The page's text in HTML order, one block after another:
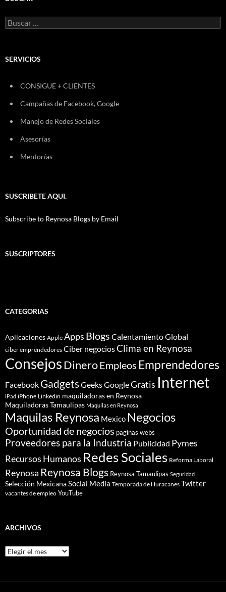
Buscar:
SERVICIOS
CONSIGUE + CLIENTES
Campañas de Facebook, Google
Manejo de Redes Sociales
Asesorías
Mentorías
SUSCRIBETE AQUI.
Subscribe to Reynosa Blogs by Email
SUSCRIPTORES
CATEGORIAS
Aplicaciones Apple Apps Blogs Calentamiento Global
ciber emprendedores Ciber negociosClima en Reynosa
ConsejosDineroEmpleos Emprendedores
Facebook GadgetsGeeksGoogleGratis Internet
iPad iPhone Linkedin maquiladoras en Reynosa
Maquiladoras Tamaulipas Maquilas en Reynosa
Maquilas Reynosa Mexico Negocios
Oportunidad de negocios paginas webs
Proveedores para la Industria Publicidad Pymes
Recursos Humanos Redes Sociales Reforma Laboral
Reynosa Reynosa Blogs Reynosa Tamaulipas Seguridad
Selección MexicanaSocial Media Temporada de Huracanes Twitter
vacantes de empleo YouTube
ARCHIVOS
Archivos